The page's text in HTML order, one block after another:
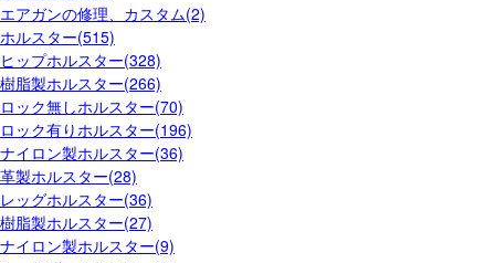
エアガンの修理、カスタム(2)
ホルスター(515)
ヒップホルスター(328)
樹脂製ホルスター(266)
ロック無しホルスター(70)
ロック有りホルスター(196)
ナイロン製ホルスター(36)
革製ホルスター(28)
レッグホルスター(36)
樹脂製ホルスター(27)
ナイロン製ホルスター(9)